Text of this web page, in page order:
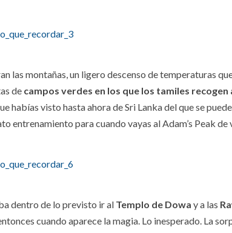
las montañas, un ligero descenso de temperaturas
de campos verdes en los que los tamiles recogen
habías visto hasta ahora de Sri Lanka del que se
entrenamiento para cuando vayas al Adam’s Peak de
dentro de lo previsto ir al Templo de Dowa y a las
cuando aparece la magia. Lo inesperado. La